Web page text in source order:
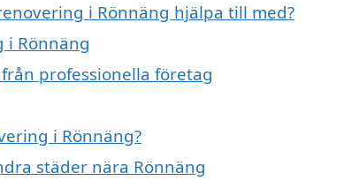
i Rönnäng hjälpa till med?
i Rönnäng
professionella företag
i Rönnäng?
städer nära Rönnäng